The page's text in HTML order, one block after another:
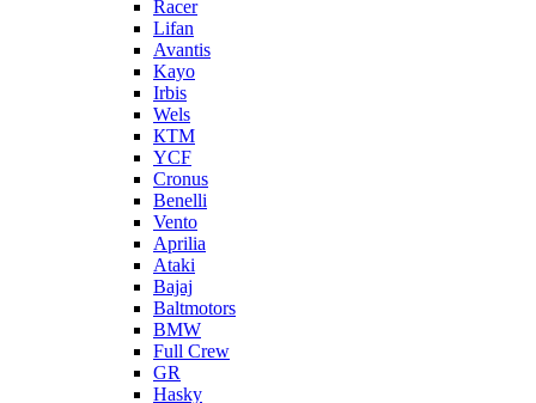
Racer
Lifan
Avantis
Kayo
Irbis
Wels
КТМ
YCF
Cronus
Benelli
Vento
Aprilia
Ataki
Bajaj
Baltmotors
BMW
Full Crew
GR
Hasky